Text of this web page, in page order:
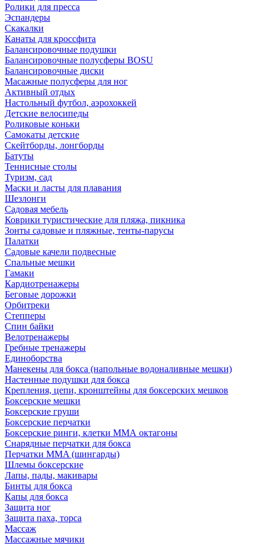
Ролики для пресса
Эспандеры
Скакалки
Канаты для кроссфита
Балансировочные подушки
Балансировочные полусферы BOSU
Балансировочные диски
Масажные полусферы для ног
Активный отдых
Настольный футбол, аэрохоккей
Детские велосипеды
Роликовые коньки
Самокаты детские
Скейтборды, лонгборды
Батуты
Теннисные столы
Туризм, сад
Маски и ласты для плавания
Шезлонги
Садовая мебель
Коврики туристические для пляжа, пикника
Зонты садовые и пляжные, тенты-парусы
Палатки
Садовые качели подвесные
Спальные мешки
Гамаки
Кардиотренажеры
Беговые дорожки
Орбитреки
Степперы
Спин байки
Велотренажеры
Гребные тренажеры
Единоборства
Манекены для бокса (напольные водоналивные мешки)
Настенные подушки для бокса
Крепления, цепи, кронштейны для боксерских мешков
Боксерские мешки
Боксерские груши
Боксерские перчатки
Боксерские ринги, клетки ММА октагоны
Снарядные перчатки для бокса
Перчатки MMA (шингарды)
Шлемы боксерские
Лапы, пады, макивары
Бинты для бокса
Капы для бокса
Защита ног
Защита паха, торса
Массаж
Массажные мячики